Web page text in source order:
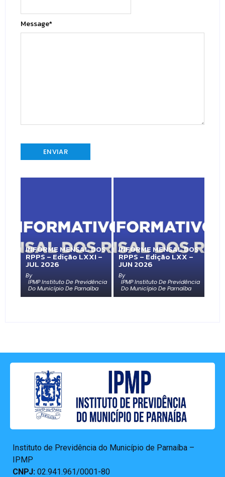
Message*
INFORME MENSAL DOS
RPPS – Edição LXXI –
JUL 2026
By
IPMP Instituto De Previdência
Do Município De Parnaíba
INFORME MENSAL DOS
RPPS – Edição LXX –
JUN 2026
By
IPMP Instituto De Previdência
Do Município De Parnaíba
Instituto de Previdência do Município de Parnaíba –
IPMP
CNPJ: 02.941.961/0001-80